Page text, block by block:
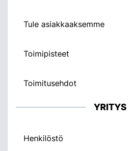
Tule asiakkaaksemme
Toimipisteet
Toimitusehdot
YRITYS
Henkilöstö